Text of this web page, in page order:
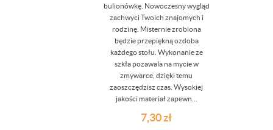
bulionówkę. Nowoczesny wygląd
zachwyci Twoich znajomych i
rodzinę. Misternie zrobiona
będzie przepiękną ozdoba
każdego stołu. Wykonanie ze
szkła pozawala na mycie w
zmywarce, dzięki temu
zaoszczędzisz czas. Wysokiej
jakości materiał zapewn...
7,30zł